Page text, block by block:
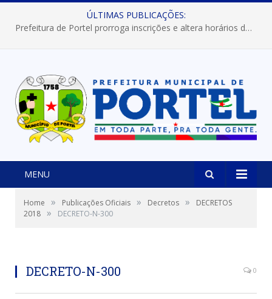
ÚLTIMAS PUBLICAÇÕES:
Prefeitura de Portel prorroga inscrições e altera horários dos concursos “Musa” e “Miss Mix Verão 2026”
MENU
Home » Publicações Oficiais » Decretos »
DECRETOS
2018 » DECRETO-N-300
DECRETO-N-300 0